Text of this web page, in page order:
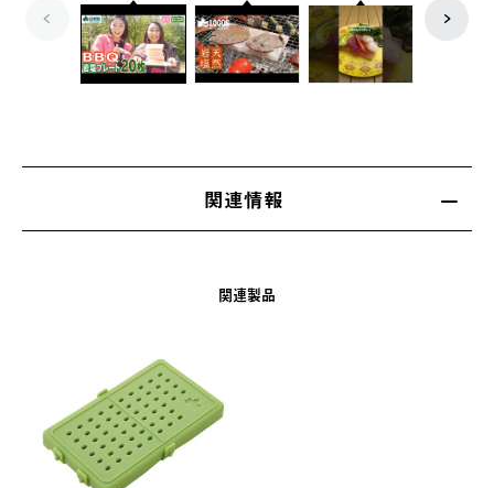
関連情報
関連製品